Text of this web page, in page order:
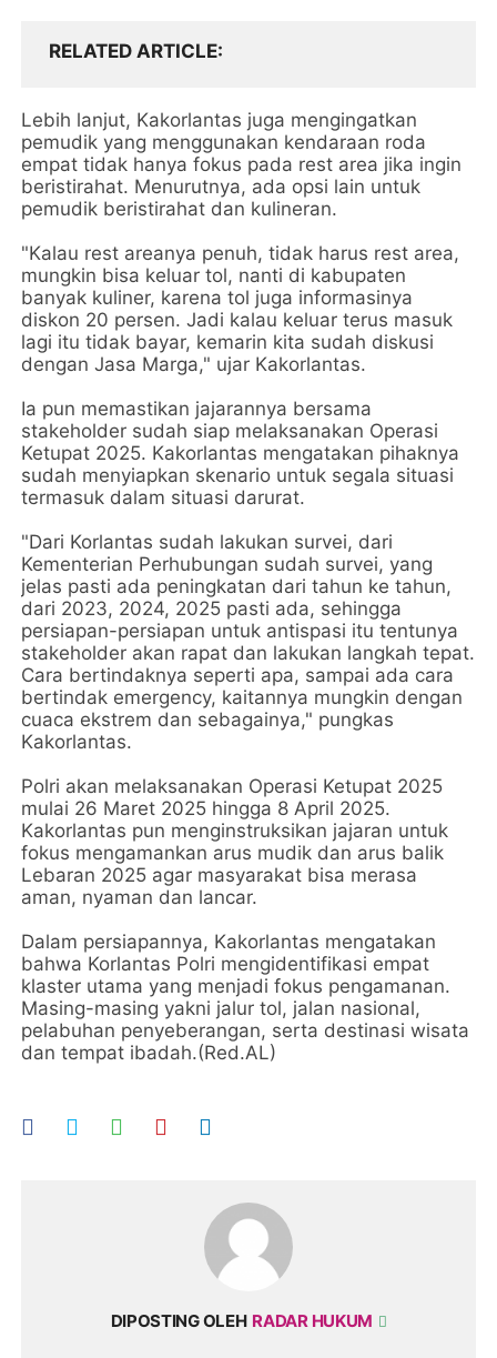
RELATED ARTICLE
Lebih lanjut, Kakorlantas juga mengingatkan
pemudik yang menggunakan kendaraan roda
empat tidak hanya fokus pada rest area jika ingin
beristirahat. Menurutnya, ada opsi lain untuk
pemudik beristirahat dan kulineran.
"Kalau rest areanya penuh, tidak harus rest area,
mungkin bisa keluar tol, nanti di kabupaten
banyak kuliner, karena tol juga informasinya
diskon 20 persen. Jadi kalau keluar terus masuk
lagi itu tidak bayar, kemarin kita sudah diskusi
dengan Jasa Marga," ujar Kakorlantas.
Ia pun memastikan jajarannya bersama
stakeholder sudah siap melaksanakan Operasi
Ketupat 2025. Kakorlantas mengatakan pihaknya
sudah menyiapkan skenario untuk segala situasi
termasuk dalam situasi darurat.
"Dari Korlantas sudah lakukan survei, dari
Kementerian Perhubungan sudah survei, yang
jelas pasti ada peningkatan dari tahun ke tahun,
dari 2023, 2024, 2025 pasti ada, sehingga
persiapan-persiapan untuk antispasi itu tentunya
stakeholder akan rapat dan lakukan langkah tepat.
Cara bertindaknya seperti apa, sampai ada cara
bertindak emergency, kaitannya mungkin dengan
cuaca ekstrem dan sebagainya," pungkas
Kakorlantas.
Polri akan melaksanakan Operasi Ketupat 2025
mulai 26 Maret 2025 hingga 8 April 2025.
Kakorlantas pun menginstruksikan jajaran untuk
fokus mengamankan arus mudik dan arus balik
Lebaran 2025 agar masyarakat bisa merasa
aman, nyaman dan lancar.
Dalam persiapannya, Kakorlantas mengatakan
bahwa Korlantas Polri mengidentifikasi empat
klaster utama yang menjadi fokus pengamanan.
Masing-masing yakni jalur tol, jalan nasional,
pelabuhan penyeberangan, serta destinasi wisata
dan tempat ibadah.(Red.AL)
DIPOSTING OLEH RADAR HUKUM